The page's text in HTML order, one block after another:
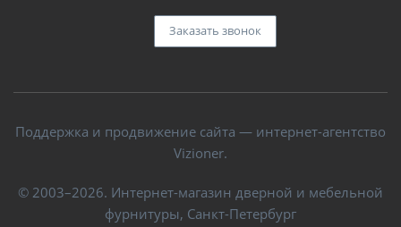
Заказать звонок
Поддержка и продвижение сайта — интернет-агентство
Vizioner.
© 2003–2026. Интернет-магазин дверной и мебельной
фурнитуры, Санкт-Петербург